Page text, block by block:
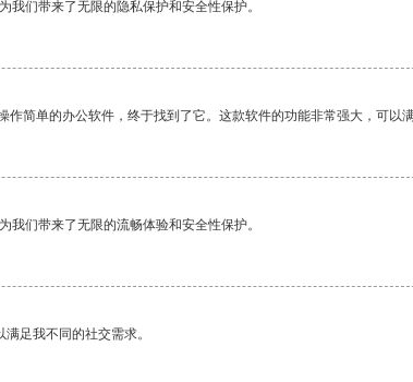
我们带来了无限的隐私保护和安全性保护。
作简单的办公软件，终于找到了它。这款软件的功能非常强大，可以
我们带来了无限的流畅体验和安全性保护。
足我不同的社交需求。